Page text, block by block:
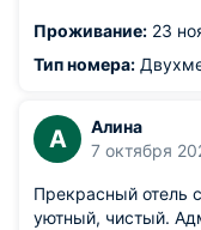
Проживание: 23
Тип номера:
А
Алина
7 октября
Прекрасный отель
уютный, чистый.